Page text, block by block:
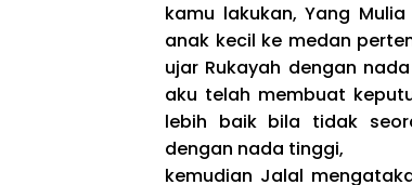
kamu lakukan, Yang
anak kecil ke medan
ujar Rukayah dengan
aku telah membuat
lebih baik bila tidak
dengan nada tinggi,
kemudian Jalal